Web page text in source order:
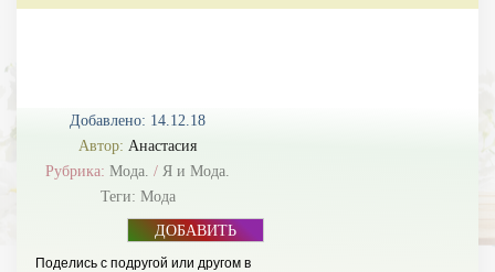
Добавлено: 14.12.18
Автор: Анастасия
Рубрика: Мода. / Я и Мода.
Теги: Мода
ДОБАВИТЬ
Поделись с подругой или другом в